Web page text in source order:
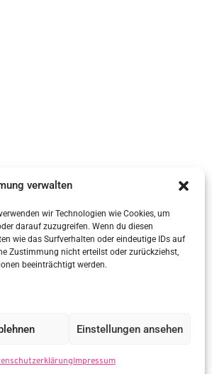
verwalten
wir Technologien wie Cookies, um
darauf zuzugreifen. Wenn du diesen
wie das Surfverhalten oder eindeutige IDs auf
Zustimmung nicht erteilst oder zurückziehst,
beeinträchtigt werden.
Einstellungen ansehen
Impressum